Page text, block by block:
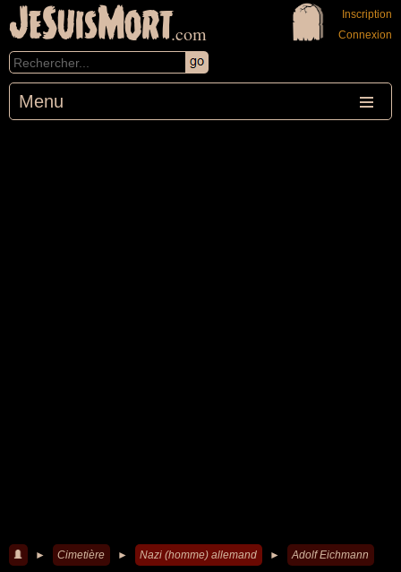
JeSuisMort.com
Menu
Inscription
Connexion
► Cimetière ► Nazi (homme) allemand ► Adolf Eichmann